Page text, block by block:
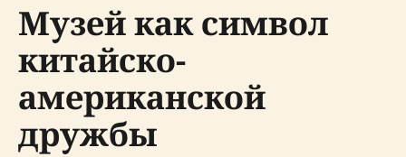
Музей как символ
китайско-
американской
дружбы